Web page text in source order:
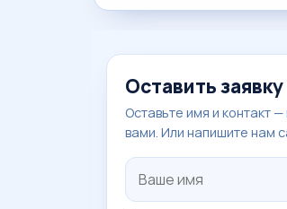
Оставить
Оставьте имя и контакт
вами. Или напишите нам